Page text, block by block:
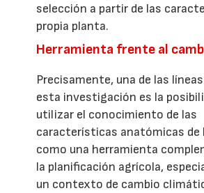
selección a partir de las
propia planta.
Herramienta frente al
Precisamente, una de las
esta investigación es la
utilizar el conocimiento de las
características anatómicas de
como una herramienta
la planificación agrícola,
un contexto de cambio